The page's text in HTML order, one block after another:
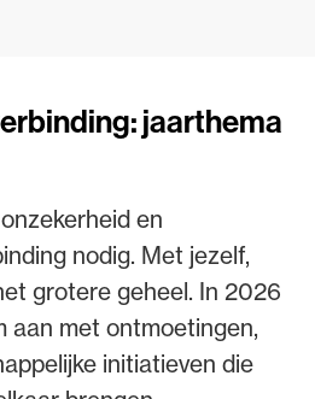
jaarthema
en
nodig. Met jezelf,
grotere geheel. In 2026
aan met ontmoetingen,
initiatieven die